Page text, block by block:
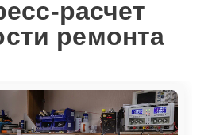
расчет
ремонта